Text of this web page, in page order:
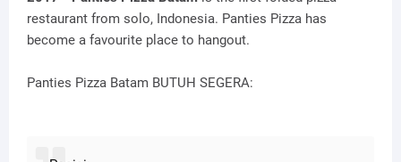
restaurant from solo, Indonesia. Panties Pizza has
become a favourite place to hangout.
Panties Pizza Batam BUTUH SEGERA: